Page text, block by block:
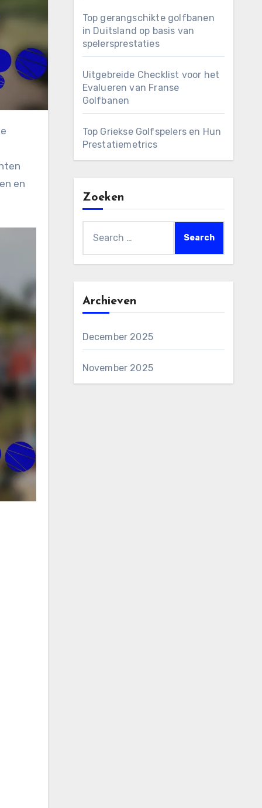
en
Top gerangschikte golfbanen
in Duitsland op basis van
spelersprestaties
Uitgebreide Checklist voor het
Evalueren van Franse
Golfbanen
Top Griekse Golfspelers en Hun
Prestatiemetrics
Zoeken
for:
Archieven
December 2025
November 2025